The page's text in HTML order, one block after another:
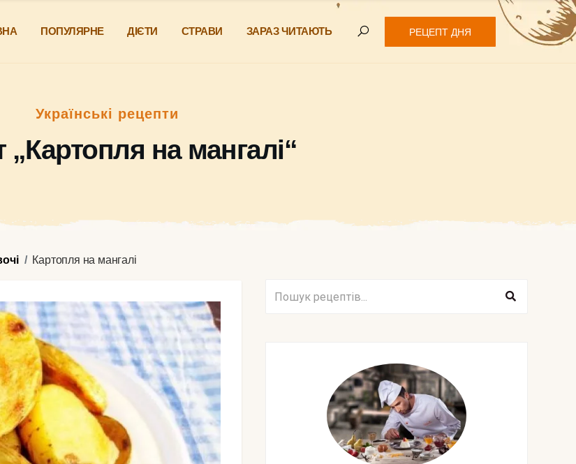
ПОПУЛЯРНЕ ДІЄТИ СТРАВИ ЗАРАЗ ЧИТАЮТЬ РЕЦЕПТ ДНЯ
Українські рецепти
„Картопля на мангалі“
Картопля на мангалі